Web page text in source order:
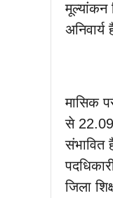
मूल्यांकन
अनिवार्य
मासिक
से
संभावित
जिला